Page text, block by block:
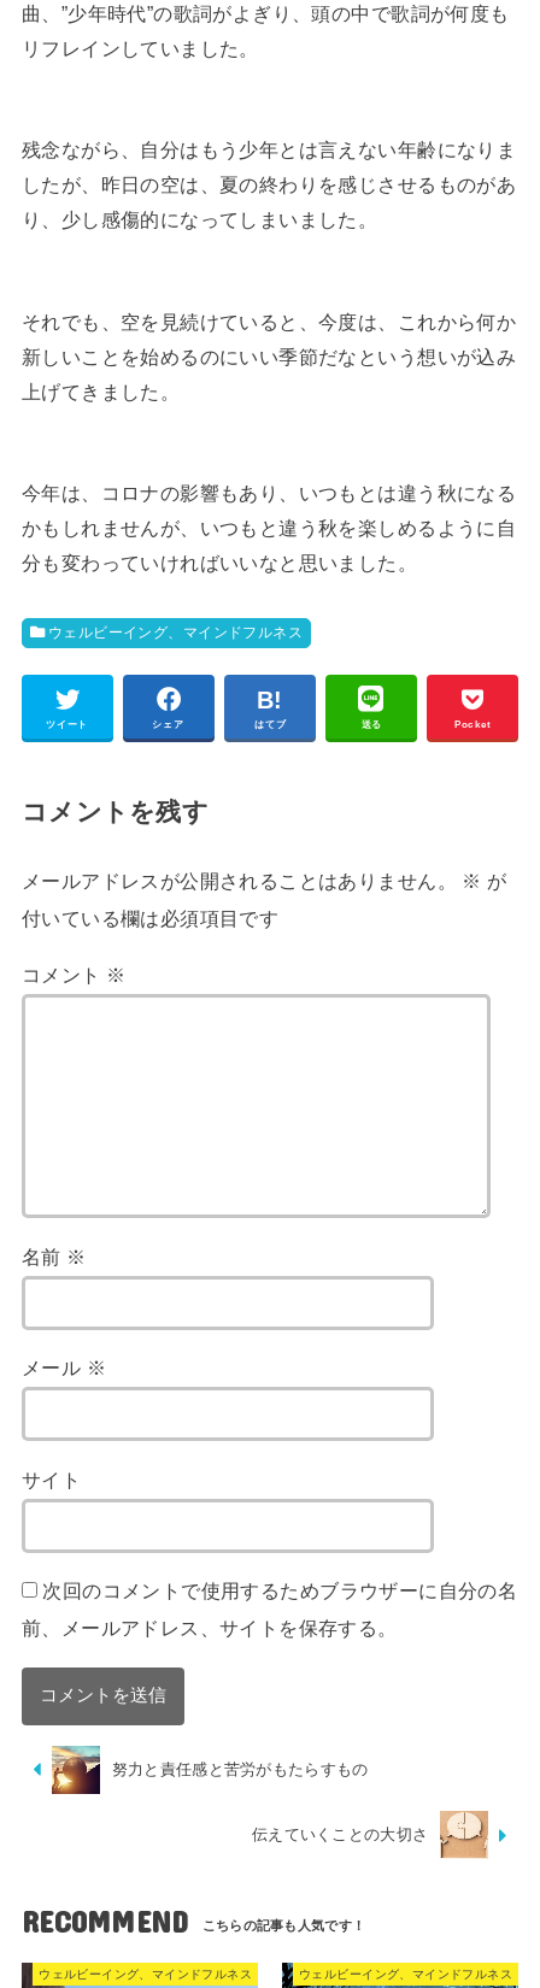
曲、”少年時代”の歌詞がよぎり、頭の中で歌詞が何度も
リフレインしていました。
残念ながら、自分はもう少年とは言えない年齢になりま
したが、昨日の空は、夏の終わりを感じさせるものがあ
り、少し感傷的になってしまいました。
それでも、空を見続けていると、今度は、これから何か
新しいことを始めるのにいい季節だなという想いが込み
上げてきました。
今年は、コロナの影響もあり、いつもとは違う秋になる
かもしれませんが、いつもと違う秋を楽しめるように自
分も変わっていければいいなと思いました。
ウェルビーイング、マインドフルネス
ツイート シェア はてブ 送る Pocket
コメントを残す
メールアドレスが公開されることはありません。 ※ が
付いている欄は必須項目です
コメント ※
名前 ※
メール ※
サイト
次回のコメントで使用するためブラウザーに自分の名
前、メールアドレス、サイトを保存する。
努力と責任感と苦労がもたらすもの
伝えていくことの大切さ
RECOMMEND
ウェルビーイング、マインドフルネス ウェルビーイング、マインドフルネス